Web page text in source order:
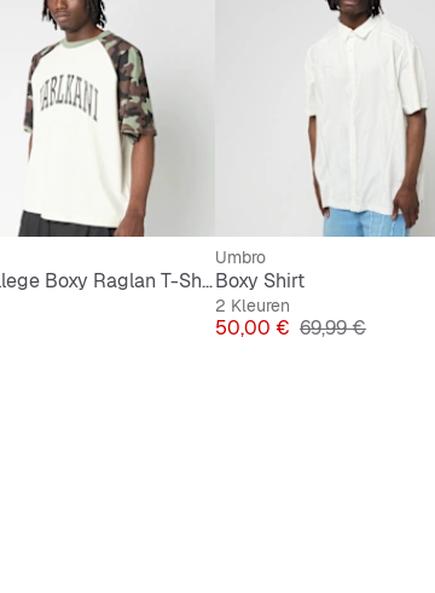
Sport College Boxy Raglan T-Shirt
Umbro
Boxy Shirt
2 Kleuren
Prijs
50,00 € Originele Prijs
69,99 €